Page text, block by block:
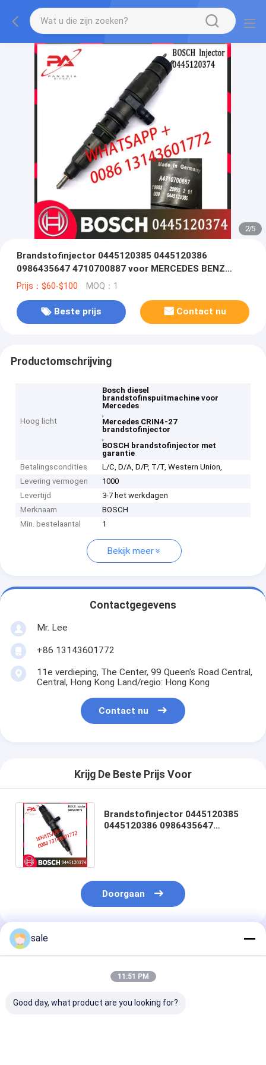
2/5
Brandstofinjector 0445120385 0445120386
0986435647 4710700887 voor MERCEDES BENZ
CRIN4-27
Prijs：$60-$100 MOQ：1
Beste prijs Contact nu
Productomschrijving
Hoog licht
Bosch diesel
brandstofinspuitmachine voor
Mercedes
,
Mercedes CRIN4-27
brandstofinjector
,
BOSCH brandstofinjector met
garantie
Betalingscondities
L/C, D/A, D/P, T/T, Western Union,
Levering vermogen
1000
Levertijd
3-7 het werkdagen
Merknaam
BOSCH
Min. bestelaantal
1
Bekijk meer
Contactgegevens
Mr. Lee
+86 13143601772
11e verdieping, The Center, 99 Queen's Road Central,
Central, Hong Kong Land/regio: Hong Kong
Contact nu
Krijg De Beste Prijs Voor
Brandstofinjector 0445120385
0445120386 0986435647
Doorgaan
Geadviseerde Producten
sale
11:51 PM
Good day, what product are you looking for?